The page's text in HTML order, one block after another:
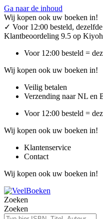
Ga naar de inhoud
Wij kopen ook uw boeken in!
✓ Voor 12:00 besteld,
Klantbeoordeling 9.5 op
Voor 12:00 besteld =
Wij kopen ook uw boeken in!
Veilig betalen
Verzending naar NL en
Voor 12:00 besteld =
Wij kopen ook uw boeken in!
Klantenservice
Contact
Wij kopen ook uw boeken in!
Zoeken
Zoeken